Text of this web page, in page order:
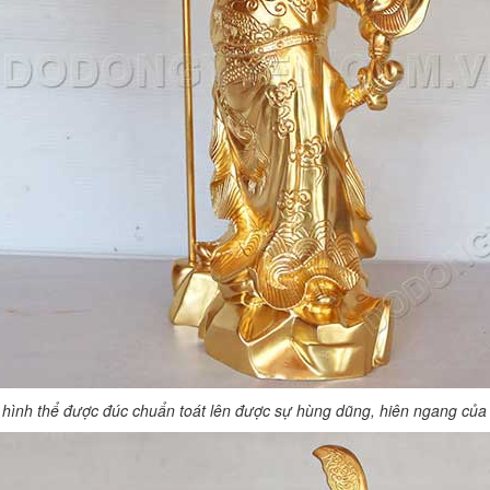
thể được đúc chuẩn toát lên được sự hùng dũng, hiên ngang